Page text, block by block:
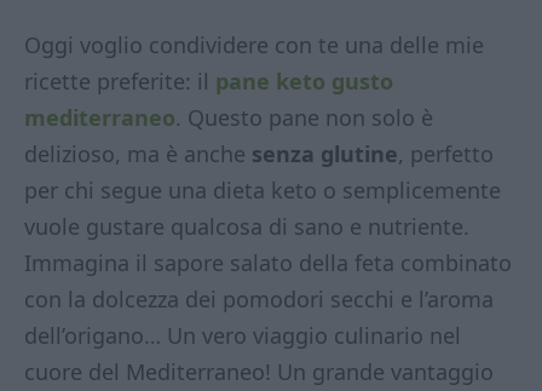
Oggi voglio condividere con te una delle mie
ricette preferite: il pane keto gusto
mediterraneo. Questo pane non solo è
delizioso, ma è anche senza glutine, perfetto
per chi segue una dieta keto o semplicemente
vuole gustare qualcosa di sano e nutriente.
Immagina il sapore salato della feta combinato
con la dolcezza dei pomodori secchi e l’aroma
dell’origano… Un vero viaggio culinario nel
cuore del Mediterraneo! Un grande vantaggio